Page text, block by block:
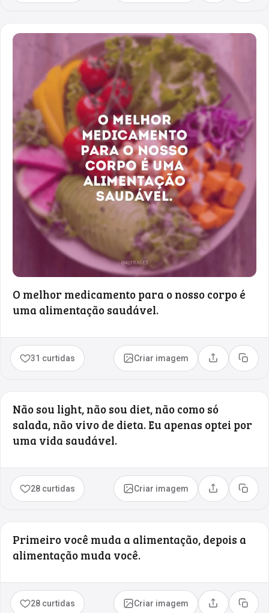
O melhor medicamento para o nosso corpo é
uma alimentação saudável.
31 curtidas Criar imagem Compartilhar
Copiar
Não sou light, não sou diet, não como só
salada, não vivo de dieta. Eu apenas optei por
uma vida saudável.
28 curtidas Criar imagem Compartilhar
Copiar
Primeiro você muda a alimentação, depois a
alimentação muda você.
28 curtidas Criar imagem Compartilhar
Copiar